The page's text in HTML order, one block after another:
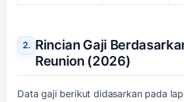
Rincian Gaji
Reunion (2026)
Data gaji berikut didasarkan pada